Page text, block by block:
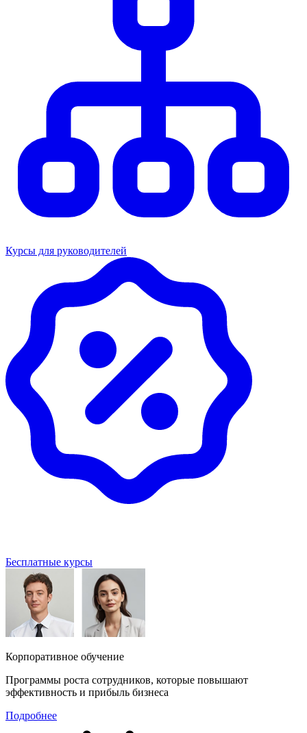
Курсы для руководителей
Бесплатные курсы
Корпоративное обучение
Программы роста сотрудников, которые повышают
эффективность и прибыль бизнеса
Подробнее